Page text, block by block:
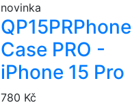
novinka
QP15PRPhone
Case PRO -
iPhone 15 Pro
780 Kč